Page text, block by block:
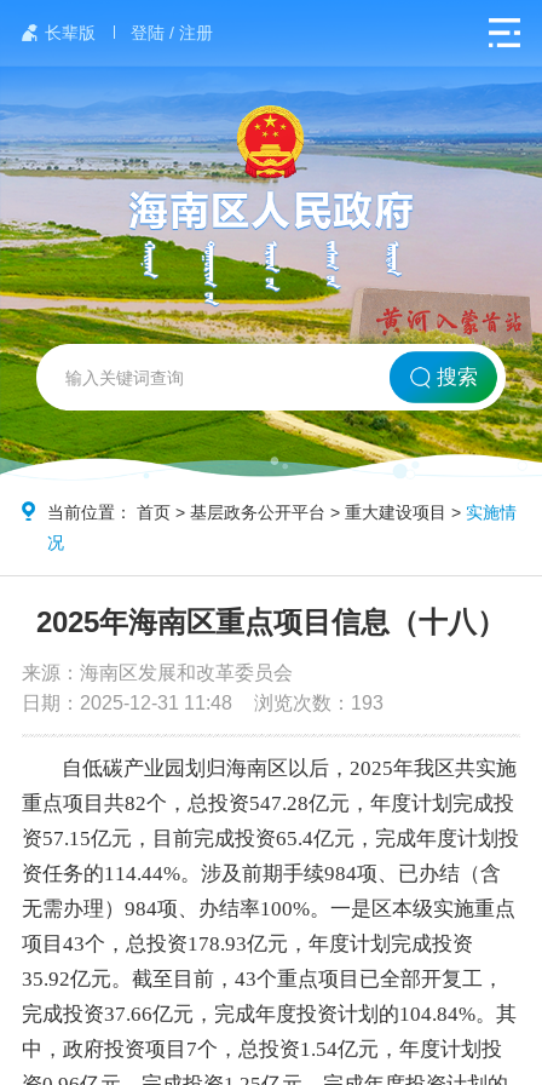
长辈版 登陆 / 注册
网站首页
北方海南
政务要闻
政务公开
政务服务
互动交流
数据发布
搜索
当前位置：首页 >基层政务公开平台 >重大建设项目 >实施情
况
2025年海南区重点项目信息（十八）
来源：海南区发展和改革委员会
日期：2025-12-31 11:48
浏览次数： 193
自低碳产业园划归海南区以后，2025年我区共实施
重点项目共82个，总投资547.28亿元，年度计划完成投
资57.15亿元，目前完成投资65.4亿元，完成年度计划投
资任务的114.44%。涉及前期手续984项、已办结（含
无需办理）984项、办结率100%。一是区本级实施重点
项目43个，总投资178.93亿元，年度计划完成投资
35.92亿元。截至目前，43个重点项目已全部开复工，
完成投资37.66亿元，完成年度投资计划的104.84%。其
中，政府投资项目7个，总投资1.54亿元，年度计划投